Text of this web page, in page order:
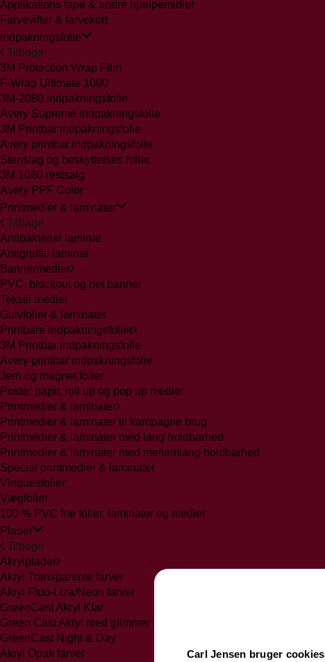
Carl Jensen bruger cookies
Applikations tape & andre hjælpemidler
Farvevifter & farvekort
Indpakningsfolie
Tilbage
3M Protection Wrap Film
F-Wrap Ultimate 1000
3M-2080 indpakningsfolie
Avery Supreme indpakningsfolie
3M Printbar indpakningsfolie
Avery printbar indpakningsfolie
Stenslag og beskyttelses folier
3M 1080 restsalg
Avery PPF Color
Printmedier & laminater
Tilbage
Antibakteriel laminat
Antigraffiti laminat
Bannermedier
PVC, blockout og net banner
Tekstil medier
Gulvfolier & laminater
Printbare indpakningsfolier
3M Printbar indpakningsfolie
Avery printbar indpakningsfolie
Jern og magnet folier
Poster papir, roll up og pop up medier
Printmedier & laminater
Printmedier & laminater til kampagne brug
Printmedier & laminater med lang holdbarhed
Printmedier & laminater med mellemlang holdbarhed
Special printmedier & laminater
Vinduesfolier
Vægfolier
100 % PVC frie folier, laminater og medier
Plader
Tilbage
Akrylplader
Akryl Transparente farver
Akryl Fluo-Liza/Neon farver
GreenCast Akryl Klar
Green Cast Akryl med glimmer
GreenCast Night & Day
Akryl Opak farver